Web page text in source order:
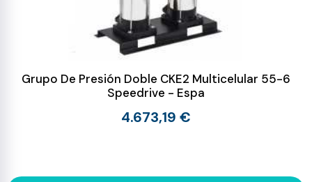
Grupo De Presión Doble CKE2 Multicelular 55-6
Speedrive - Espa
4.673,19 €